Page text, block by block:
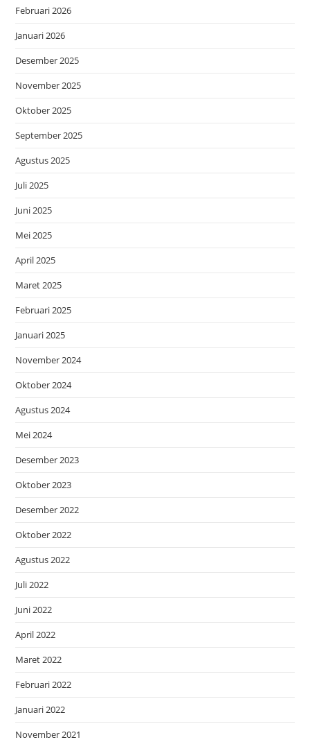
Februari 2026
Januari 2026
Desember 2025
November 2025
Oktober 2025
September 2025
Agustus 2025
Juli 2025
Juni 2025
Mei 2025
April 2025
Maret 2025
Februari 2025
Januari 2025
November 2024
Oktober 2024
Agustus 2024
Mei 2024
Desember 2023
Oktober 2023
Desember 2022
Oktober 2022
Agustus 2022
Juli 2022
Juni 2022
April 2022
Maret 2022
Februari 2022
Januari 2022
November 2021